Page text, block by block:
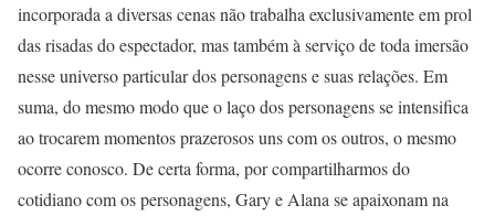
incorporada a diversas cenas não trabalha exclusivamente em prol
das risadas do espectador, mas também à serviço de toda imersão
nesse universo particular dos personagens e suas relações. Em
suma, do mesmo modo que o laço dos personagens se intensifica
ao trocarem momentos prazerosos uns com os outros, o mesmo
ocorre conosco. De certa forma, por compartilharmos do
cotidiano com os personagens, Gary e Alana se apaixonam na